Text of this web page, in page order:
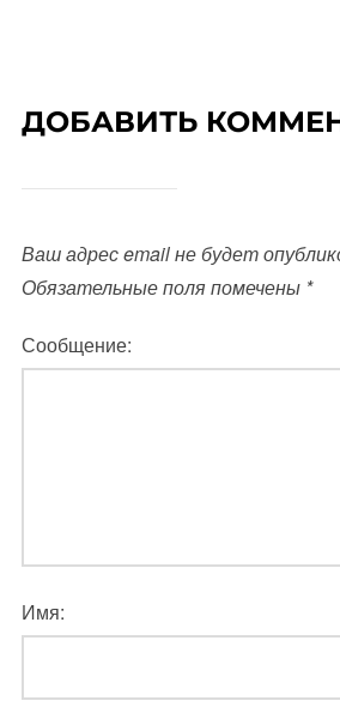
ДОБАВИТЬ
Ваш адрес email не будет
Обязательные поля помечены *
Сообщение:
Имя: